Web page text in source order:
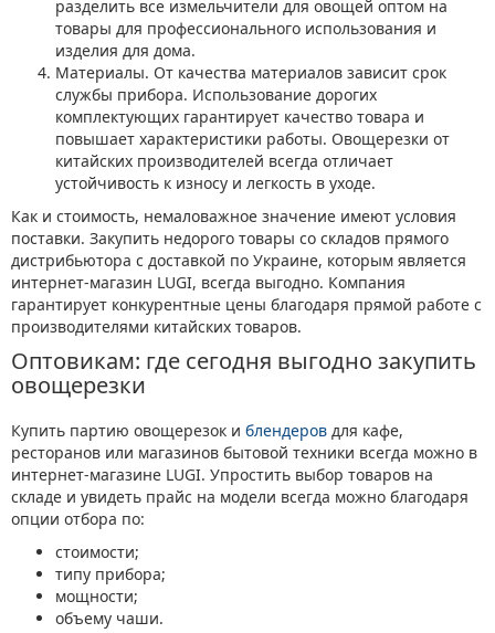
разделить все измельчители для овощей оптом на
товары для профессионального использования и
изделия для дома.
Материалы. От качества материалов зависит срок
службы прибора. Использование дорогих
комплектующих гарантирует качество товара и
повышает характеристики работы. Овощерезки от
китайских производителей всегда отличает
устойчивость к износу и легкость в уходе.
Как и стоимость, немаловажное значение имеют условия
поставки. Закупить недорого товары со складов прямого
дистрибьютора с доставкой по Украине, которым является
интернет-магазин LUGI, всегда выгодно. Компания
гарантирует конкурентные цены благодаря прямой работе с
производителями китайских товаров.
Оптовикам: где сегодня выгодно закупить
овощерезки
Купить партию овощерезок и блендеров для кафе,
ресторанов или магазинов бытовой техники всегда можно в
интернет-магазине LUGI. Упростить выбор товаров на
складе и увидеть прайс на модели всегда можно благодаря
опции отбора по:
стоимости;
типу прибора;
мощности;
объему чаши.